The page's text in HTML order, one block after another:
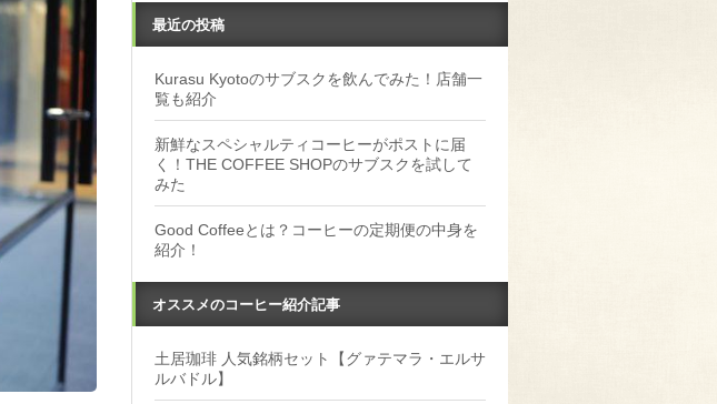
最近の投稿
Kurasu Kyotoのサブスクを飲んでみた！店舗一
覧も紹介
新鮮なスペシャルティコーヒーがポストに届
く！THE COFFEE SHOPのサブスクを試して
みた
Good Coffeeとは？コーヒーの定期便の中身を
紹介！
オススメのコーヒー紹介記事
土居珈琲 人気銘柄セット【グァテマラ・エルサ
ルバドル】